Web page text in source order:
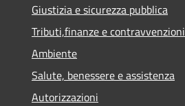
Giustizia e sicurezza pubblica
Tributi,finanze e contravvenzioni
Ambiente
Salute, benessere e assistenza
Autorizzazioni